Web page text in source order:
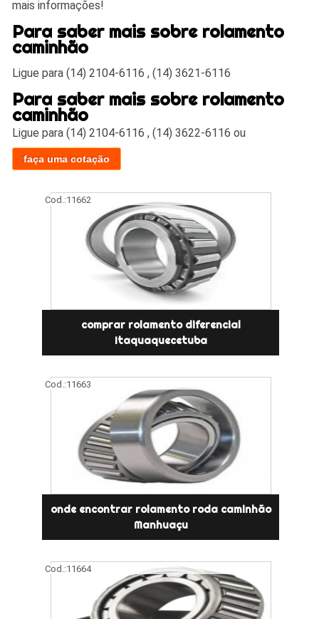
mais informações!
Para saber mais sobre rolamento
caminhão
Ligue para (14) 2104-6116 , (14) 3621-6116
Para saber mais sobre rolamento
caminhão
Ligue para(14) 2104-6116 ,(14) 3622-6116 ou
faça uma cotação
Cod.:11662
comprar rolamento diferencial
Itaquaquecetuba
Cod.:11663
onde encontrar rolamento roda caminhão
Manhuaçu
Cod.:11664